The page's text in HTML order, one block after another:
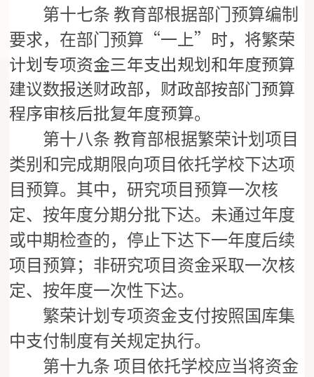
第十七条 教育部根据部门预算编制
要求，在部门预算 “一上”时，将繁荣
计划专项资金三年支出规划和年度预算
建议数报送财政部，财政部按部门预算
程序审核后批复年度预算。
第十八条 教育部根据繁荣计划项目
类别和完成期限向项目依托学校下达项
目预算。其中，研究项目预算一次核
定、按年度分期分批下达。未通过年度
或中期检查的，停止下达下一年度后续
项目预算；非研究项目资金采取一次核
定、按年度一次性下达。
繁荣计划专项资金支付按照国库集
中支付制度有关规定执行。
第十九条 项目依托学校应当将资金